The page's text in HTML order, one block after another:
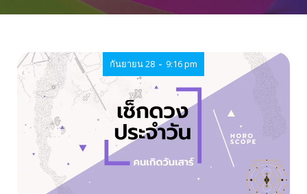
กันยายน 28 - 9:16 pm